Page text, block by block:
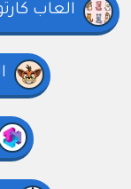
العاب